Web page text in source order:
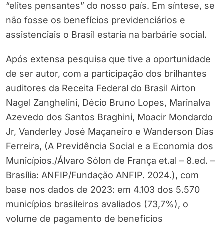
“elites pensantes” do nosso país. Em síntese, se
não fosse os benefícios previdenciários e
assistenciais o Brasil estaria na barbárie social.
Após extensa pesquisa que tive a oportunidade
de ser autor, com a participação dos brilhantes
auditores da Receita Federal do Brasil Airton
Nagel Zanghelini, Décio Bruno Lopes, Marinalva
Azevedo dos Santos Braghini, Moacir Mondardo
Jr, Vanderley José Maçaneiro e Wanderson Dias
Ferreira, (A Previdência Social e a Economia dos
Municípios./Álvaro Sólon de França et.al – 8.ed. –
Brasília: ANFIP/Fundação ANFIP. 2024.), com
base nos dados de 2023: em 4.103 dos 5.570
municípios brasileiros avaliados (73,7%), o
volume de pagamento de benefícios